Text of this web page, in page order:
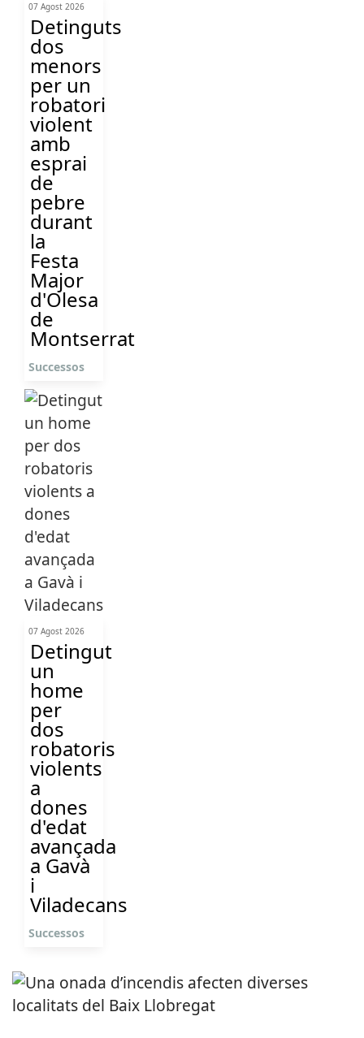
07 Agost 2026
Detinguts
dos
menors
per un
robatori
violent
amb
esprai
de
pebre
durant
la
Festa
Major
d'Olesa
de
Montserrat
Successos
07 Agost 2026
Detingut
un
home
per
dos
robatoris
violents
a
dones
d'edat
avançada
a Gavà
i
Viladecans
Successos